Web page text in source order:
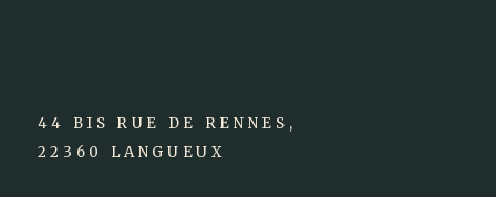
44 BIS RUE DE RENNES,
22360 LANGUEUX